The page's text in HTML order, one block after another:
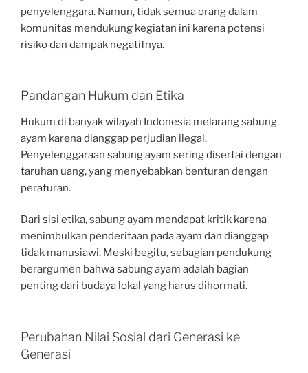
penyelenggara. Namun, tidak semua orang dalam
komunitas mendukung kegiatan ini karena potensi
risiko dan dampak negatifnya.
Pandangan Hukum dan Etika
Hukum di banyak wilayah Indonesia melarang sabung
ayam karena dianggap perjudian ilegal.
Penyelenggaraan sabung ayam sering disertai dengan
taruhan uang, yang menyebabkan benturan dengan
peraturan.
Dari sisi etika, sabung ayam mendapat kritik karena
menimbulkan penderitaan pada ayam dan dianggap
tidak manusiawi. Meski begitu, sebagian pendukung
berargumen bahwa sabung ayam adalah bagian
penting dari budaya lokal yang harus dihormati.
Perubahan Nilai Sosial dari Generasi ke
Generasi